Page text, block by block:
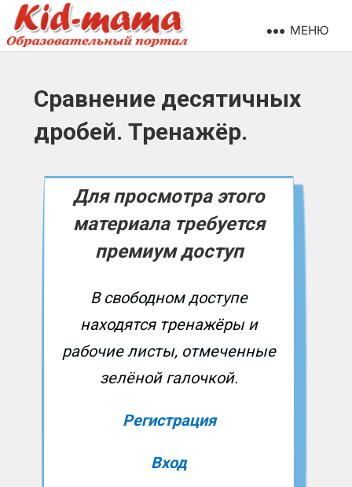
МЕНЮ
Сравнение десятичных
дробей. Тренажёр.
Для просмотра этого
материала требуется
премиум доступ
В свободном доступе
находятся тренажёры и
рабочие листы, отмеченные
зелёной галочкой.
Регистрация
Вход